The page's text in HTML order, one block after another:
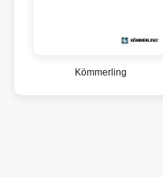
Kömmerling